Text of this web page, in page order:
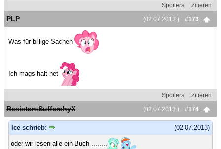
Spoilers
Zitieren
(02.07.2013 )
#173
PLP
Was für billige Sachen
Ich mags halt net
Spoilers
Zitieren
(02.07.2013 )
#174
ResistantSuffershyX
(02.07.2013)
Ice schrieb:
oder wir lesen alle ein Buch ........